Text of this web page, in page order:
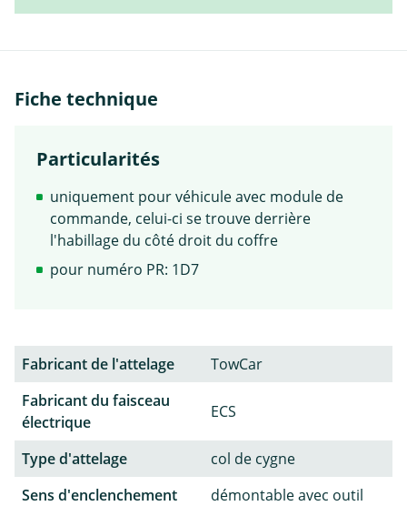
Fiche technique
Particularités
uniquement pour véhicule avec module de
commande, celui-ci se trouve derrière
l'habillage du côté droit du coffre
pour numéro PR: 1D7
Fabricant de l'attelage
TowCar
Fabricant du faisceau
électrique
ECS
Type d'attelage
col de cygne
Sens d'enclenchement
démontable avec outil